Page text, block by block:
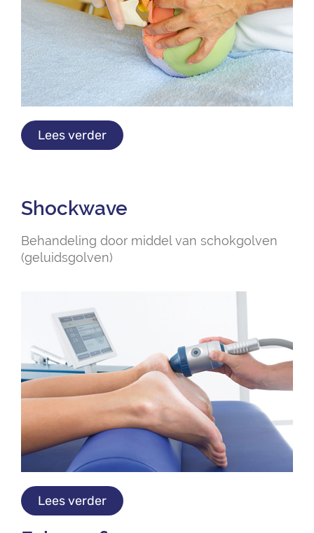
Lees verder
Shockwave
Behandeling door middel van schokgolven
(geluidsgolven)
Lees verder